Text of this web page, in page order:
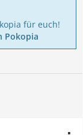
für euch!
Pokopia